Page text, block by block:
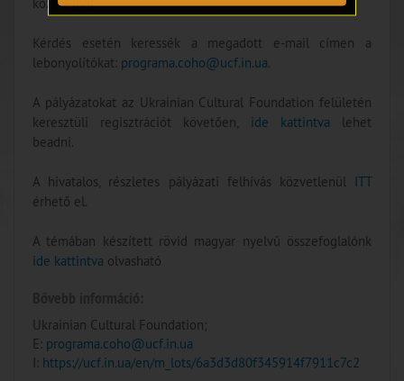
Kérdés esetén keressék a megadott e-mail címen a
lebonyolítókat: programa.coho@ucf.in.ua.
A pályázatokat az Ukrainian Cultural Foundation felületén
keresztüli regisztrációt követően, ide kattintva lehet
beadni.
A hivatalos, részletes pályázati felhívás közvetlenül ITT
érhető el.
A témában készített rövid magyar nyelvű összefoglalónk
ide kattintva olvasható
Ukrainian Cultural Foundation;
E: programa.coho@ucf.in.ua
I: https://ucf.in.ua/en/m_lots/6a3d3d80f345914f7911c7c2